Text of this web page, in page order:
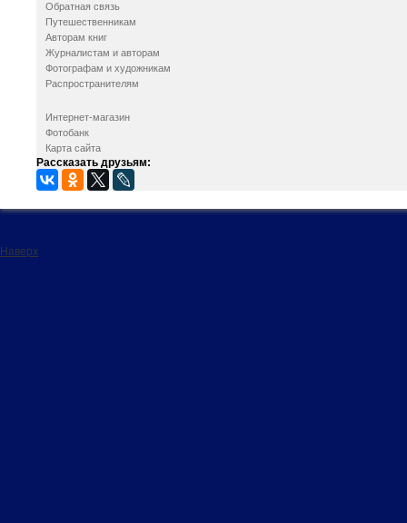
Обратная связь
Путешественникам
Авторам книг
Журналистам и авторам
Фотографам и художникам
Распространителям
Интернет-магазин
Фотобанк
Карта сайта
Рассказать друзьям:
Наверх